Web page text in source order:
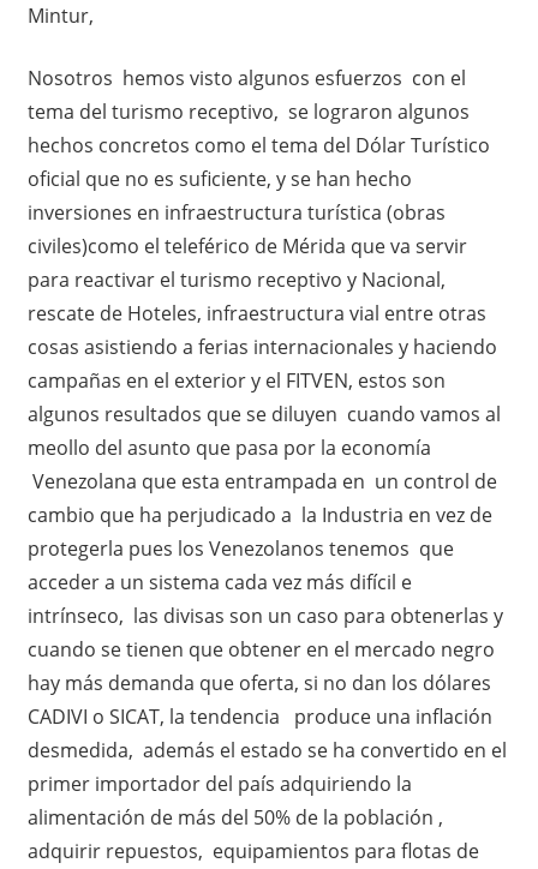
Mintur,
Nosotros hemos visto algunos esfuerzos con el
tema del turismo receptivo, se lograron algunos
hechos concretos como el tema del Dólar Turístico
oficial que no es suficiente, y se han hecho
inversiones en infraestructura turística (obras
civiles)como el teleférico de Mérida que va servir
para reactivar el turismo receptivo y Nacional,
rescate de Hoteles, infraestructura vial entre otras
cosas asistiendo a ferias internacionales y haciendo
campañas en el exterior y el FITVEN, estos son
algunos resultados que se diluyen cuando vamos al
meollo del asunto que pasa por la economía
Venezolana que esta entrampada en un control de
cambio que ha perjudicado a la Industria en vez de
protegerla pues los Venezolanos tenemos que
acceder a un sistema cada vez más difícil e
intrínseco, las divisas son un caso para obtenerlas y
cuando se tienen que obtener en el mercado negro
hay más demanda que oferta, si no dan los dólares
CADIVI o SICAT, la tendencia produce una inflación
desmedida, además el estado se ha convertido en el
primer importador del país adquiriendo la
alimentación de más del 50% de la población ,
adquirir repuestos, equipamientos para flotas de